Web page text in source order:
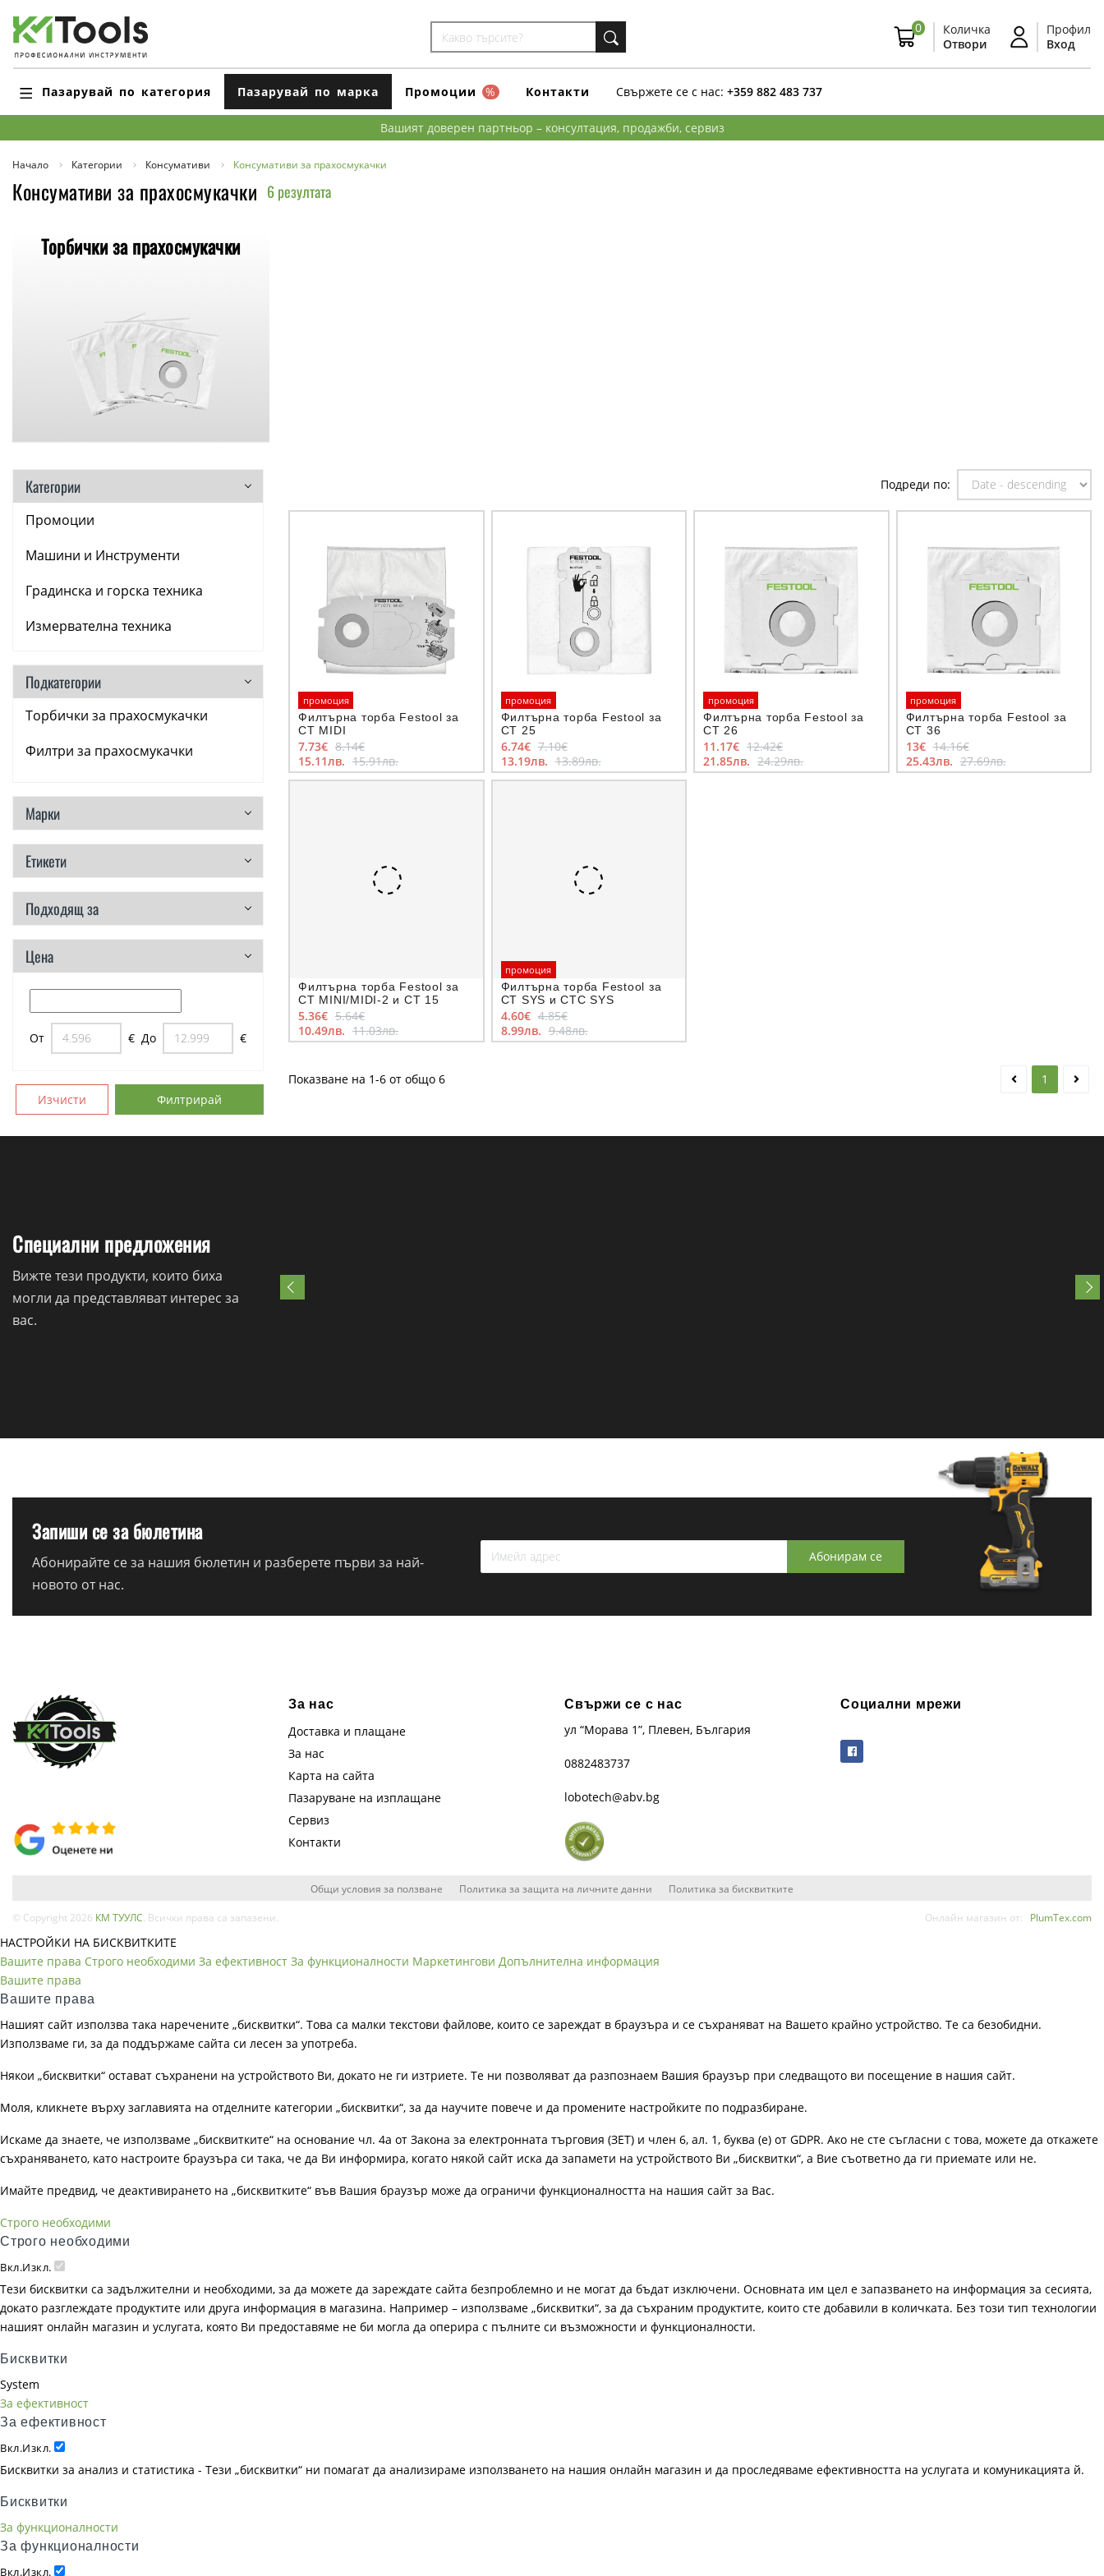
0
Количка
Отвори
Профил
Вход
Пазарувай по категория Пазарувай по марка Промоции % Контакти Свържете се с нас: +359 882 483 737
Вашият доверен партньор – консултация, продажби, сервиз
Начало Категории Консумативи Консумативи за прахосмукачки
Консумативи за прахосмукачки 6 резултата
Торбички за прахосмукачки
Категории
Промоции
Машини и Инструменти
Градинска и горска техника
Измервателна техника
Аксесоари
Консумативи
Подкатегории
Торбички за прахосмукачки
Филтри за прахосмукачки
Марки
Етикети
Подходящ за
Цена
От € До €
Изчисти Филтрирай
Подреди по:
промоция
Филтърна торба Festool за
CT MIDI
7.73€ 8.14€
15.11лв. 15.91лв.
промоция
Филтърна торба Festool за
CT 25
6.74€ 7.10€
13.19лв. 13.89лв.
промоция
Филтърна торба Festool за
CT 26
11.17€ 12.42€
21.85лв. 24.29лв.
промоция
Филтърна торба Festool за
CT 36
13€ 14.16€
25.43лв. 27.69лв.
Филтърна торба Festool за
CT MINI/MIDI-2 и CT 15
5.36€ 5.64€
10.49лв. 11.03лв.
промоция
Филтърна торба Festool за
CT SYS и CTC SYS
4.60€ 4.85€
8.99лв. 9.48лв.
Показване на 1-6 от общо 6 1
Специални предложения
Вижте тези продукти, които биха
могли да представляват интерес за
вас.
Запиши се за бюлетина
Абонирайте се за нашия бюлетин и разберете първи за най-
новото от нас.
Абонирам се
За нас
Доставка и плащане
За нас
Карта на сайта
Пазаруване на изплащане
Сервиз
Контакти
Свържи се с нас
ул “Морава 1”, Плевен, България
0882483737
lobotech@abv.bg
Социални мрежи
Общи условия за ползване Политика за защита на личните данни Политика за бисквитките
© Copyright 2026 КМ ТУУЛС . Всички права са запазени. Онлайн магазин от: PlumTex.com
НАСТРОЙКИ НА БИСКВИТКИТЕ
Вашите права Строго необходими За ефективност За функционалности Маркетингови Допълнителна информация
Вашите права
Вашите права
Нашият сайт използва така наречените „бисквитки“. Това са малки текстови файлове, които се зареждат в браузъра и се съхраняват на Вашето крайно устройство. Те са безобидни.
Използваме ги, за да поддържаме сайта си лесен за употреба.
Някои „бисквитки“ остават съхранени на устройството Ви, докато не ги изтриете. Те ни позволяват да разпознаем Вашия браузър при следващото ви посещение в нашия сайт.
Моля, кликнете върху заглавията на отделните категории „бисквитки“, за да научите повече и да промените настройките по подразбиране.
Искаме да знаете, че използваме „бисквитките“ на основание чл. 4а от Закона за електронната търговия (ЗЕТ) и член 6, ал. 1, буква (е) от GDPR. Ако не сте съгласни с това, можете да откажете
съхраняването, като настроите браузъра си така, че да Ви информира, когато някой сайт иска да запамети на устройството Ви „бисквитки“, а Вие съответно да ги приемате или не.
Имайте предвид, че деактивирането на „бисквитките“ във Вашия браузър може да ограничи функционалността на нашия сайт за Вас.
Строго необходими
Строго необходими
Вкл.Изкл.
Тези бисквитки са задължителни и необходими, за да можете да зареждате сайта безпроблемно и не могат да бъдат изключени. Основната им цел е запазването на информация за сесията,
докато разглеждате продуктите или друга информация в магазина. Например – използваме „бисквитки“, за да съхраним продуктите, които сте добавили в количката. Без този тип технологии
нашият онлайн магазин и услугата, която Ви предоставяме не би могла да оперира с пълните си възможности и функционалности.
Бисквитки
System
За ефективност
За ефективност
Вкл.Изкл.
Бисквитки за анализ и статистика - Тези „бисквитки“ ни помагат да анализираме използването на нашия онлайн магазин и да проследяваме ефективността на услугата и комуникацията й.
Бисквитки
За функционалности
За функционалности
Вкл.Изкл.